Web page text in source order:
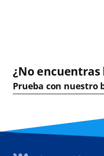
¿No encuentras
Prueba con nuestro